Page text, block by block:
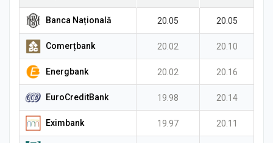
Banca Națională 20.05 20.05
Comerțbank 20.02 20.10
Energbank 20.02 20.16
EuroCreditBank 19.98 20.14
Eximbank 19.97 20.11